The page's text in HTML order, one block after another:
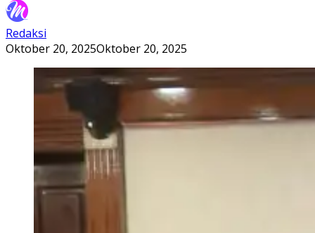
Redaksi
Oktober 20, 2025Oktober 20, 2025